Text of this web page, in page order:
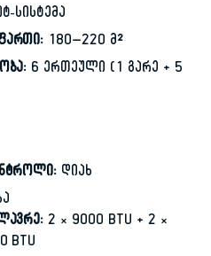
სისტემა
180–220 მ²
6 ერთეული (1 გარე + 5
დიახ
2 × 9000 BTU + 2 ×
BTU